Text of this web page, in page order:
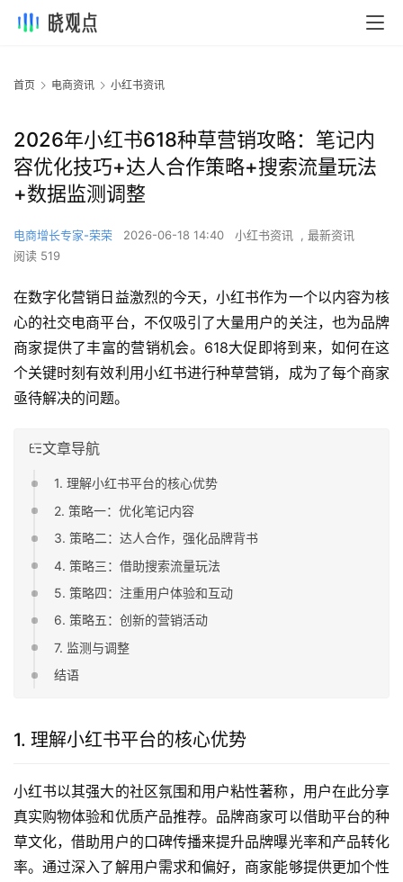
首页 电商资讯 小红书资讯
2026年小红书618种草营销攻略：笔记内
容优化技巧+达人合作策略+搜索流量玩法
+数据监测调整
电商增长专家-荣荣 2026-06-18 14:40 小红书资讯 , 最新资讯
阅读 519
在数字化营销日益激烈的今天，小红书作为一个以内容为核
心的社交电商平台，不仅吸引了大量用户的关注，也为品牌
商家提供了丰富的营销机会。618大促即将到来，如何在这
个关键时刻有效利用小红书进行种草营销，成为了每个商家
亟待解决的问题。
文章导航
1. 理解小红书平台的核心优势
2. 策略一：优化笔记内容
3. 策略二：达人合作，强化品牌背书
4. 策略三：借助搜索流量玩法
5. 策略四：注重用户体验和互动
6. 策略五：创新的营销活动
7. 监测与调整
结语
1. 理解小红书平台的核心优势
小红书以其强大的社区氛围和用户粘性著称，用户在此分享
真实购物体验和优质产品推荐。品牌商家可以借助平台的种
草文化，借助用户的口碑传播来提升品牌曝光率和产品转化
率。通过深入了解用户需求和偏好，商家能够提供更加个性